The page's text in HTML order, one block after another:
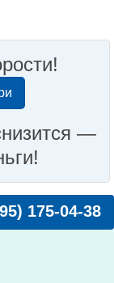
—
175-04-38